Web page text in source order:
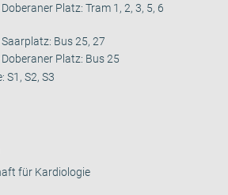
Platz: Tram 1, 2, 3, 5, 6
Bus 25, 27
Platz: Bus 25
S1, S2, S3
für Kardiologie